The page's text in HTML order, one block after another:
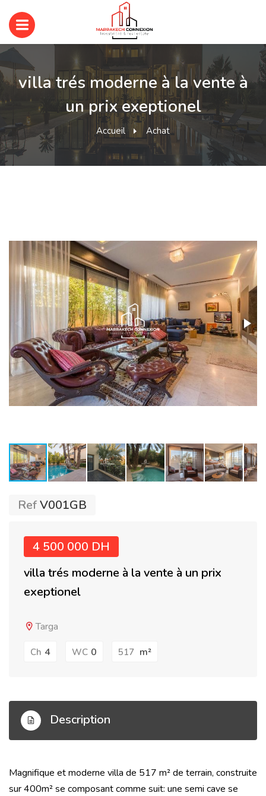
villa trés moderne à la vente à
un prix exeptionel
Accueil Achat
RefV001GB
4 500 000 DH
villa trés moderne à la vente à un prix
exeptionel
Targa
Ch 4 WC 0 517 m²
Description
Magnifique et moderne villa de 517 m² de terrain, construite
sur 400m² se composant comme suit: une semi cave se